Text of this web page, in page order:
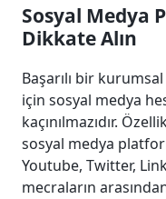
Sosyal Medya
Dikkate Alın
Başarılı bir
için sosyal medya
kaçınılmazıdır.
sosyal medya
Youtube, Twitter,
mecraların